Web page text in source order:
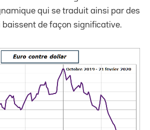
qui se traduit ainsi par des
baissent de façon significative.